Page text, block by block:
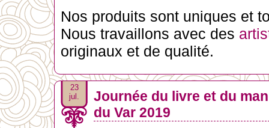
Nos produits sont uniques et
Nous travaillons avec des
originaux et de qualité.
23
jul.
Journée du livre et du
du Var 2019